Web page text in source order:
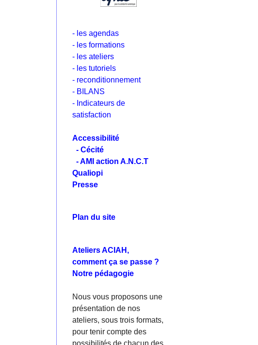
- les agendas
- les formations
- les ateliers
- les tutoriels
- reconditionnement
- BILANS
- Indicateurs de
satisfaction
Accessibilité
- Cécité
- AMI action A.N.C.T
Qualiopi
Presse
Plan du site
Ateliers ACIAH,
comment ça se passe ?
Notre pédagogie
Nous vous proposons une
présentation de nos
ateliers, sous trois formats,
pour tenir compte des
possibilités de chacun des